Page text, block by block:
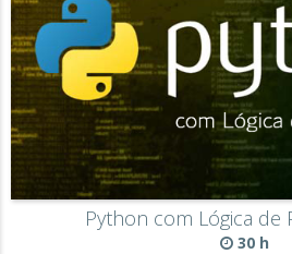
Python com Lógica de
30 h